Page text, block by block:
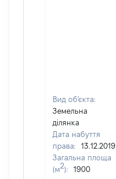
Вид об'єкта:
Земельна
ділянка
Дата набуття
права:
13.12.2019
Загальна площа
(м2):
1900